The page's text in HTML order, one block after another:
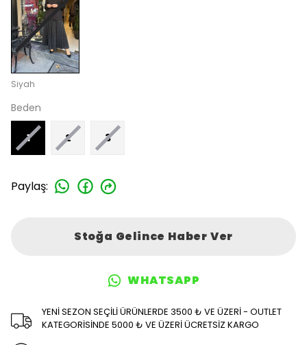
Siyah
Beden
1 2 3
Paylaş:
Stoğa Gelince Haber Ver
WHATSAPP
YENİ SEZON SEÇİLİ ÜRÜNLERDE 3500 ₺ VE ÜZERİ - OUTLET
KATEGORİSİNDE 5000 ₺ VE ÜZERİ ÜCRETSİZ KARGO